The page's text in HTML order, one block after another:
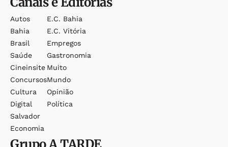
Autos
Bahia
Brasil
Saúde
Cineinsite
Concursos
Cultura
Digital
Salvador
Economia
E.c. Bahia
E.c. Vitória
Empregos
Gastronomia
Muito
Mundo
Opinião
Política